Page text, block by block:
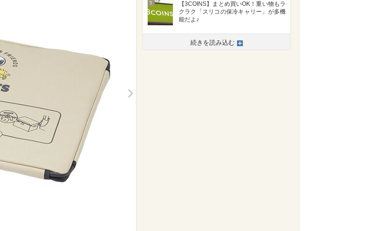
5
【3COINS】まとめ買いOK！重い物もラ
クラク「スリコの保冷キャリー」が多機
能だよ♪
続きを読み込む